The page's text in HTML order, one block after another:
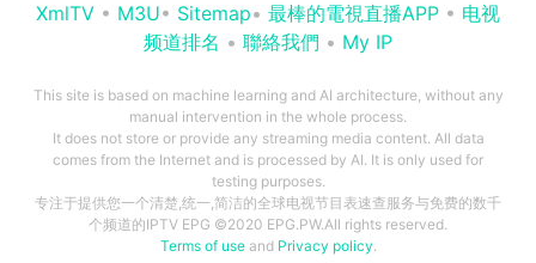
XmlTV • M3U• Sitemap• 最棒的電視直播APP • 电视
频道排名 • 聯絡我們 • My IP
This site is based on machine learning and AI architecture, without any
manual intervention in the whole process.
It does not store or provide any streaming media content. All data
comes from the Internet and is processed by AI. It is only used for
testing purposes.
专注于提供您一个清楚,统一,简洁的全球电视节目表速查服务与免费的数千
个频道的IPTV EPG ©2020 EPG.PW.All rights reserved.
Terms of useand Privacy policy.